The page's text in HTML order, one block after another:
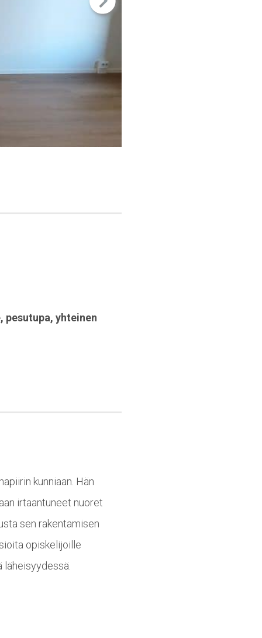
, pesutupa, yhteinen
kunniaan. Hän
irtaantuneet nuoret
sen rakentamisen
opiskelijoille